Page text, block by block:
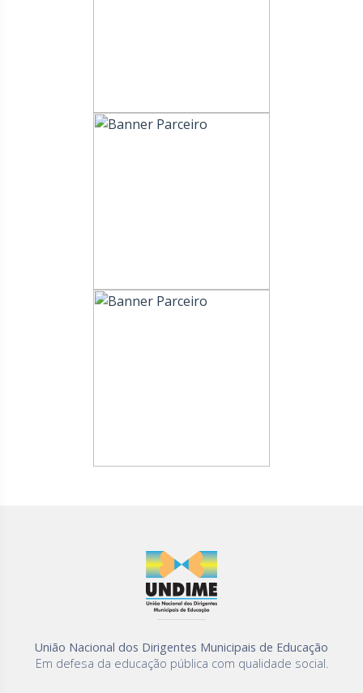
União Nacional dos Dirigentes Municipais de Educação
Em defesa da educação pública com qualidade social.